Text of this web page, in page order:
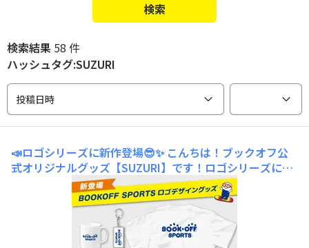
検索
検索結果 58 件
ハッシュタグ:SUZURI
投稿日時
📣ロゴシリーズに新作登場😎✨ こんちは！ブックオフ公
式オリジナルグッズ【SUZURI】です！ロゴシリーズに新
作登場♪BOOKOFFのロゴって色々あるんです。ロゴシリ
ーズを全部集めたら何だか達成感あるかも⁈👀今回追加さ
れたのは「BOOKOFF SPORTS」✨BOOKOFF SPORTSと
は…スポーツ用品・アウトドア（キャンプ）用